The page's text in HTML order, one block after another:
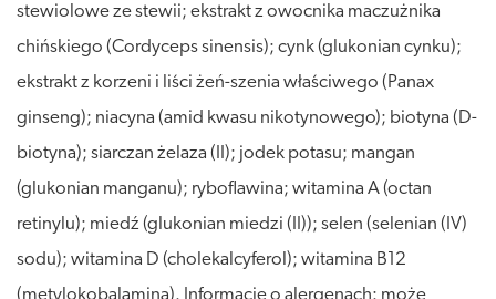
stewiolowe ze stewii; ekstrakt z owocnika maczużnika
chińskiego (Cordyceps sinensis); cynk (glukonian cynku);
ekstrakt z korzeni i liści żeń-szenia właściwego (Panax
ginseng); niacyna (amid kwasu nikotynowego); biotyna (D-
biotyna); siarczan żelaza (II); jodek potasu; mangan
(glukonian manganu); ryboflawina; witamina A (octan
retinylu); miedź (glukonian miedzi (II)); selen (selenian (IV)
sodu); witamina D (cholekalcyferol); witamina B12
(metylokobalamina). Informacje o alergenach: może